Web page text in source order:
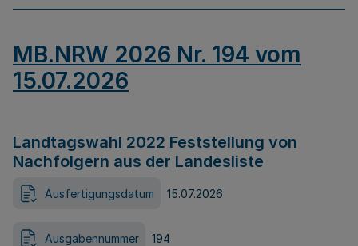
MB.NRW 2026 Nr. 194 vom
15.07.2026
Landtagswahl 2022 Feststellung von
Nachfolgern aus der Landesliste
Ausfertigungsdatum 15.07.2026
Ausgabennummer 194